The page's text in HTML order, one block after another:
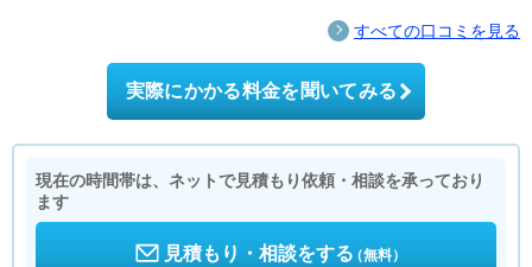
すべての口コミを見る
実際にかかる料金を聞いてみる
現在の時間帯は、ネットで見積もり依頼・相談を承っており
ます
見積もり・相談をする（無料）